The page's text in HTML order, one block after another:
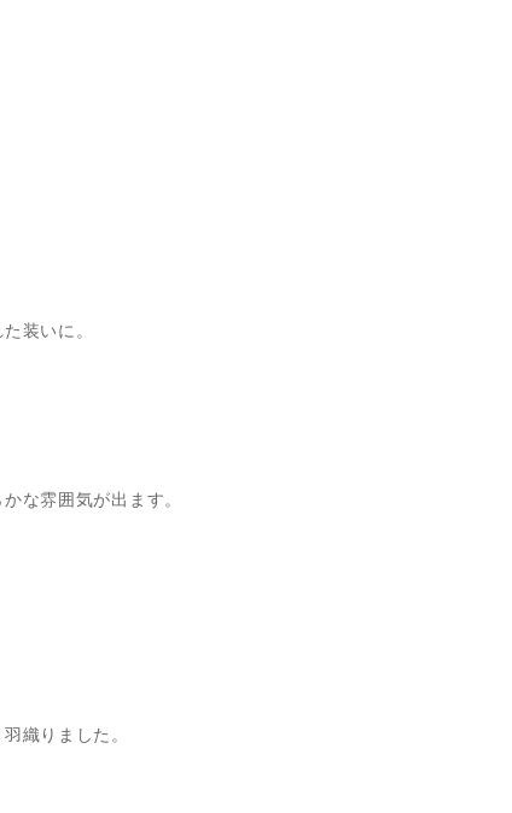
装いに。
な雰囲気が出ます。
織りました。